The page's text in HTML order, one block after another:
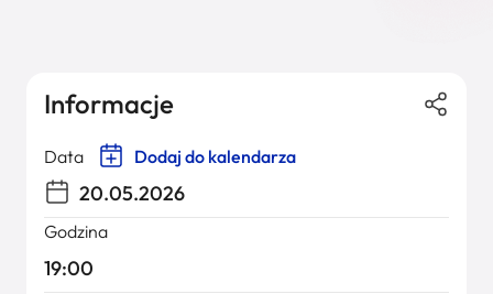
Informacje
Data Dodaj do kalendarza
20.05.2026
Godzina
19:00